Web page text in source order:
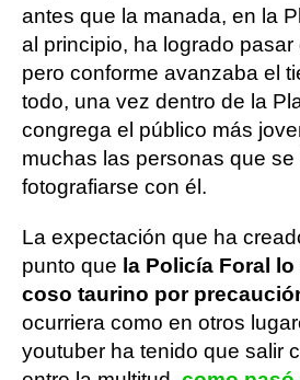
antes que la manada, en la
al principio, ha logrado
pero conforme avanzaba el
todo, una vez dentro de la
congrega el público más
muchas las personas que
fotografiarse con él.
La expectación que ha
punto que la Policía Foral
coso taurino por
ocurriera como en otros
youtuber ha tenido que salir